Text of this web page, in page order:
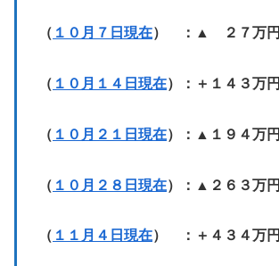
（ １０月７日現在） ：▲ ２７万円
（ １０月１４日現在）：＋１４３万円
（ １０月２１日現在）：▲１９４万円
（ １０月２８日現在）：▲２６３万円
（ １１月４日現在） ：＋４３４万円